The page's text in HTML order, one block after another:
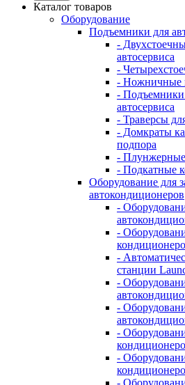
Каталог товаров
Оборудование
Подъемники для
-
автосервиса
-
- Ножничные
-
автосервиса
- Траверсы
- Домкраты
подпора
-
- Подкатные
Оборудование для
автокондиционеров
-
-
-
станции
-
-
-
-
-